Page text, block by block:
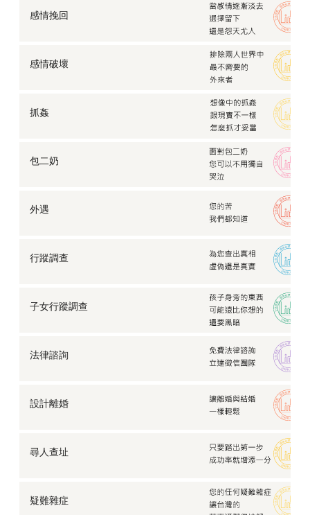
感情挽回
感情破壞
抓姦
包二奶
外遇
行蹤調查
子女行蹤調查
法律諮詢
設計離婚
尋人查址
疑難雜症